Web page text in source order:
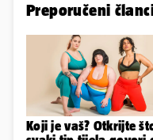
Preporučeni
Koji je vaš? Otkrijte